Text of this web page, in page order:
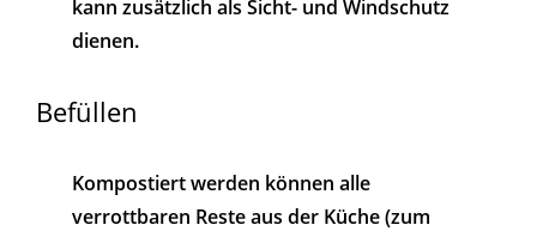
kann zusätzlich als Sicht- und Windschutz
dienen.
Befüllen
Kompostiert werden können alle
verrottbaren Reste aus der Küche (zum